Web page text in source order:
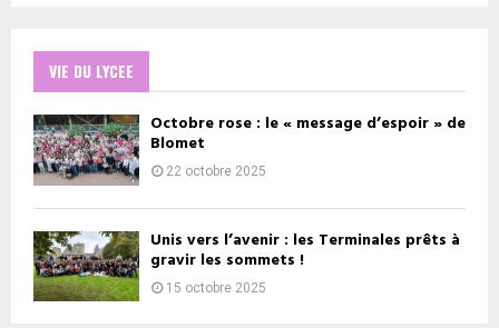
VIE DU LYCEE
Octobre rose : le « message d’espoir » de
Blomet
22 octobre 2025
Unis vers l’avenir : les Terminales prêts à
gravir les sommets !
15 octobre 2025